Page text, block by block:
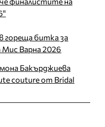
гореща битка за
Варна 2026
Бакърджиева
couture от Bridal